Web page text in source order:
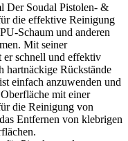
Der Soudal Pistolen- &
die effektive Reinigung
Schaum und anderen
Mit seiner
er schnell und effektiv
hartnäckige Rückstände
einfach anzuwenden und
mit einer
die Reinigung von
Entfernen von klebrigen